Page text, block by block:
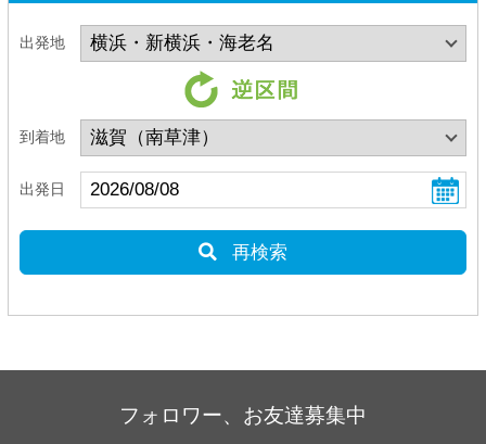
出発地
到着地
出発日
再検索
フォロワー、お友達募集中